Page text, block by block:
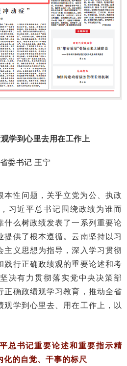
学到心里去用在工作上
委书记 王宁
本性问题，关乎立党为公、执政
习近平总书记围绕政绩为谁而
什么树政绩发表了一系列重要论
供了根本遵循。云南坚持以习
主义思想为指导，深入学习贯彻
践行正确政绩观的重要论述和考
决有力贯彻落实党中央决策部
正确政绩观学习教育，推动全省
观学到心里去、用在工作上，以
总书记重要论述和重要指示精
的自觉、干事的标尺